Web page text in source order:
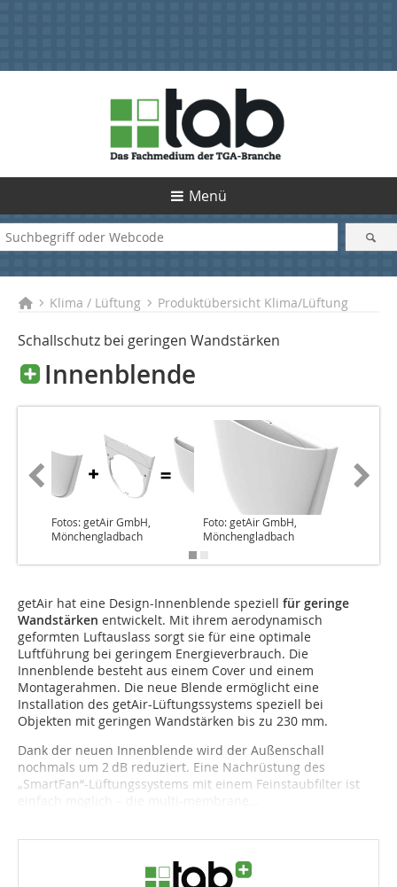
Menü
Klima / Lüftung Produktübersicht Klima/Lüftung
Schallschutz bei geringen Wandstärken
Innenblende
Fotos: getAir GmbH,
Mönchengladbach
Foto: getAir GmbH,
Mönchengladbach
getAir hat eine Design-Innenblende speziell für geringe
Wandstärken entwickelt. Mit ihrem aerodynamisch
geformten Luftauslass sorgt sie für eine optimale
Luftführung bei geringem Energieverbrauch. Die
Innenblende besteht aus einem Cover und einem
Montagerahmen. Die neue Blende ermöglicht eine
Installation des getAir-Lüftungssystems speziell bei
Objekten mit geringen Wandstärken bis zu 230 mm.
Dank der neuen Innenblende wird der Außenschall
nochmals um 2 dB reduziert. Eine Nachrüstung des
„SmartFan“-Lüftungssystems mit einem Feinstaubfilter ist